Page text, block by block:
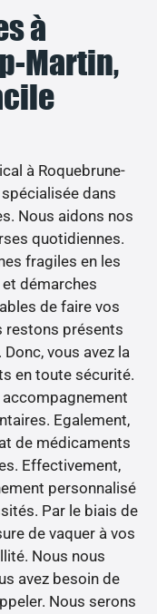
à
Martin,
à Roquebrune-
dans
Nous aidons nos
quotidiennes.
fragiles en les
démarches
de faire vos
restons présents
vous avez la
en toute sécurité.
accompagnement
Egalement,
de médicaments
Effectivement,
personnalisé
Par le biais de
de vaquer à vos
Nous nous
avez besoin de
Nous serons